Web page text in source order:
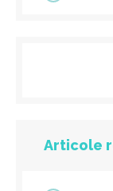
Articole